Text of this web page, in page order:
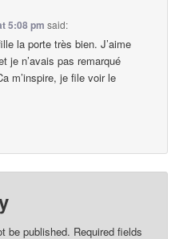
5:08 pm said:
la porte très bien. J’aime
je n’avais pas remarqué
m’inspire, je file voir le
be published. Required fields